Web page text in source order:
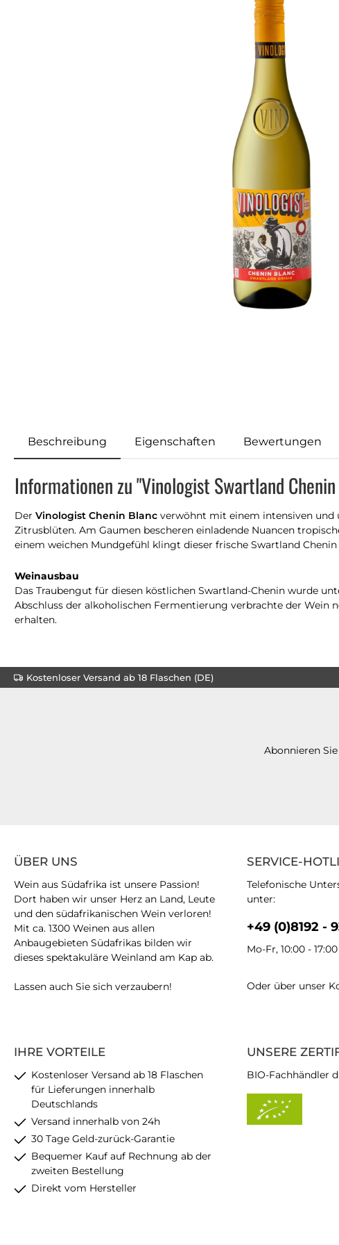
Beschreibung Eigenschaften Bewertungen
Informationen zu "Vinologist Swartland
Der Vinologist Chenin Blanc verwöhnt mit einem intensiven und
Zitrusblüten. Am Gaumen bescheren einladende Nuancen
einem weichen Mundgefühl klingt dieser frische Swartland
Weinausbau
Das Traubengut für diesen köstlichen Swartland-Chenin wurde
Abschluss der alkoholischen Fermentierung verbrachte der Wein
erhalten.
Kostenloser Versand ab 18 Flaschen (DE)
Abonnieren
SERVICE-
Telefonische
unter:
+49 (0)8192 -
Mo-Fr, 10:00 -
Oder über unser
IHRE VORTEILE
Kostenloser Versand ab 18 Flaschen
für Lieferungen innerhalb
Deutschlands
Versand innerhalb von 24h
30 Tage Geld-zurück-Garantie
Bequemer Kauf auf Rechnung ab der
zweiten Bestellung
Direkt vom Hersteller
ÜBER UNS
Wein aus Südafrika ist unsere Passion!
Dort haben wir unser Herz an Land, Leute
und den südafrikanischen Wein verloren!
Mit ca. 1300 Weinen aus allen
Anbaugebieten Südafrikas bilden wir
dieses spektakuläre Weinland am Kap ab.
Lassen auch Sie sich verzaubern!
UNSERE
BIO-Fachhändler